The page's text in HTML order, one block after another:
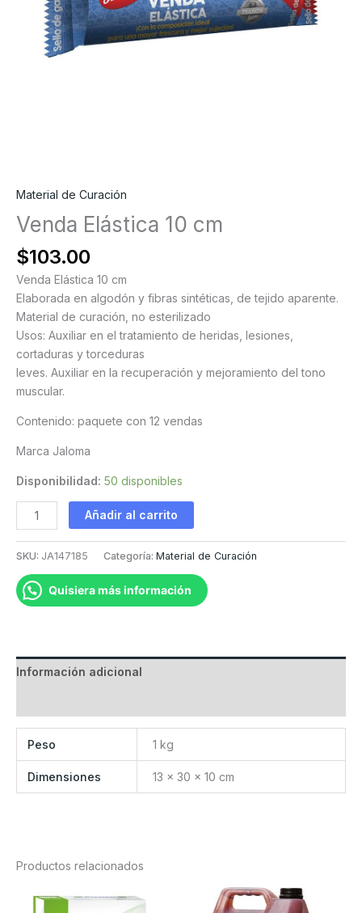
Material de Curación
Venda Elástica 10 cm
$103.00
Venda Elástica 10 cm
Elaborada en algodón y fibras sintéticas, de tejido aparente.
Material de curación, no esterilizado
Usos: Auxiliar en el tratamiento de heridas, lesiones,
cortaduras y torceduras
leves. Auxiliar en la recuperación y mejoramiento del tono
muscular.
Contenido: paquete con 12 vendas
Marca Jaloma
Disponibilidad: 50 disponibles
Venda
Elástica
cantidad
Añadir al carrito
SKU: JA147185 Categoría: Material de Curación
Quisiera más información
Información adicional
Peso 1 kg
Dimensiones 13 × 30 × 10 cm
Productos relacionados